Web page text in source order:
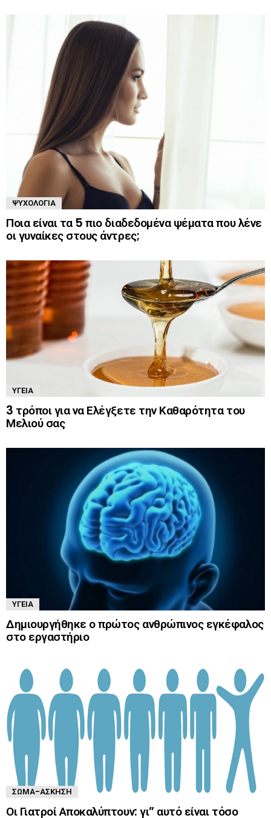
ΨΥΧΟΛΟΓΊΑ
Ποια είναι τα 5 πιο διαδεδομένα ψέματα που λένε
οι γυναίκες στους άντρες;
ΥΓΕΊΑ
3 τρόποι για να Ελέγξετε την Καθαρότητα του
Μελιού σας
ΥΓΕΊΑ
Δημιουργήθηκε ο πρώτος ανθρώπινος εγκέφαλος
στο εργαστήριο
ΣΏΜΑ-ΆΣΚΗΣΗ
Οι Γιατροί Αποκαλύπτουν: γι” αυτό είναι τόσο